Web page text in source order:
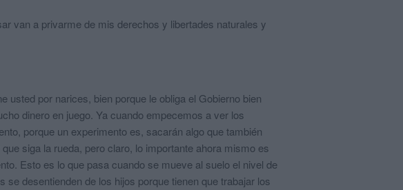
van a privarme de mis derechos y libertades naturales y
usted por narices, bien porque le obliga el Gobierno bien
dinero en juego. Ya cuando empecemos a ver los
porque un experimento es, sacarán algo que también
siga la rueda, pero claro, lo importante ahora mismo es
Esto es lo que pasa cuando se mueve al suelo el nivel de
se desentienden de los hijos porque tienen que trabajar los